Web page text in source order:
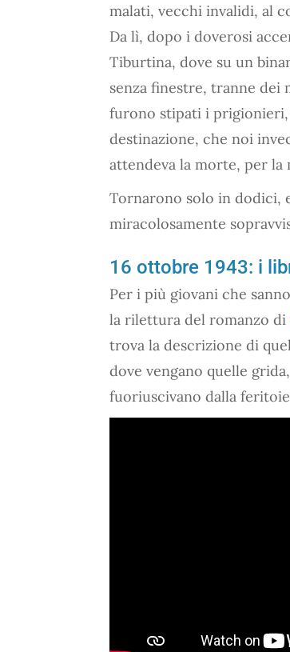
malati, vecchi invalidi, al
Da lì, dopo i doverosi
Tiburtina, dove su un
senza finestre, tranne dei
furono stipati i prigionieri,
destinazione, che noi
attendeva la morte, per la
Tornarono solo in dodici,
miracolosamente
16 ottobre 1943: i
Per i più giovani che
la rilettura del romanzo di
trova la descrizione di
dove vengano quelle
fuoriuscivano dalla